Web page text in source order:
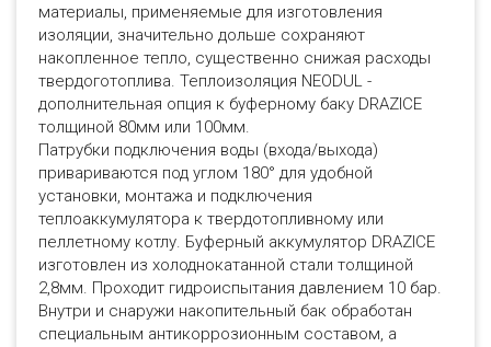
материалы, применяемые для изготовления
изоляции, значительно дольше сохраняют
накопленное тепло, существенно снижая расходы
твердоготоплива. Теплоизоляция NEODUL -
дополнительная опция к буферному баку DRAZICE
толщиной 80мм или 100мм.
Патрубки подключения воды (входа/выхода)
привариваются под углом 180° для удобной
установки, монтажа и подключения
теплоаккумулятора к твердотопливному или
пеллетному котлу. Буферный аккумулятор DRAZICE
изготовлен из холоднокатанной стали толщиной
2,8мм. Проходит гидроиспытания давлением 10 бар.
Внутри и снаружи накопительный бак обработан
специальным антикоррозионным составом, а